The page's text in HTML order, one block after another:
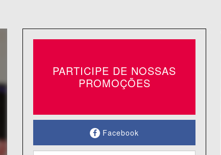
PARTICIPE DE NOSSAS
PROMOÇÕES
Facebook